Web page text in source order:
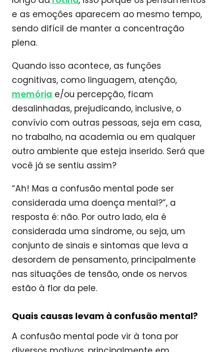
e as emoções aparecem ao mesmo tempo,
sendo difícil de manter a concentração
plena.
Quando isso acontece, as funções
cognitivas, como linguagem, atenção,
memória e/ou percepção, ficam
desalinhadas, prejudicando, inclusive, o
convívio com outras pessoas, seja em casa,
no trabalho, na academia ou em qualquer
outro ambiente que esteja inserido. Será que
você já se sentiu assim?
“Ah! Mas a confusão mental pode ser
considerada uma doença mental?”, a
resposta é: não. Por outro lado, ela é
considerada uma síndrome, ou seja, um
conjunto de sinais e sintomas que leva a
desordem de pensamento, principalmente
nas situações de tensão, onde os nervos
estão à flor da pele.
Quais causas levam à confusão mental?
A confusão mental pode vir à tona por